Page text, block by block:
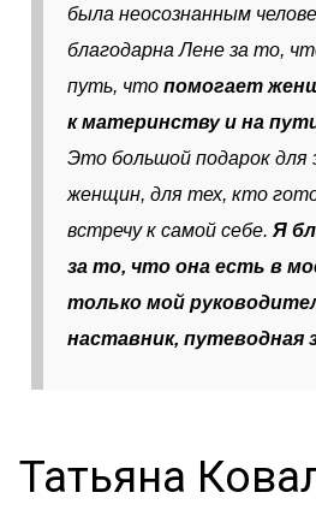
была неосознанным
благодарна Лене за то,
путь, что помогает
к материнству и на
Это большой подарок для
женщин, для тех, кто
встречу к самой себе. Я
за то, что она есть в
только мой
наставник, путеводная
Татьяна